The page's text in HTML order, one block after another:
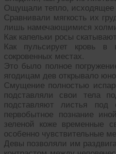
Ощущали тепло, исходящее
Сравнивали мягкость их
лишь намечающимися
Как капельки росы
Как пульсирует кровь в
сокровенных местах.
Это было полное
ягодицам дев открывало
Смущение полностью
подставляли свои тела
подставляют листья
первобытное познание
зеленой коже временные
особенно чувствительные
Девы позволяли им